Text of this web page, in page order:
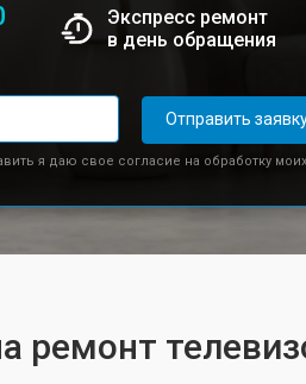
Экспресс ремонт
в день обращения
Отправить
я даю свое согласие на обработку моих
ремонт